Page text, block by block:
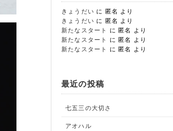
きょうだい に 匿名
より
きょうだい に 匿名
より
新たなスタート
に匿名
より
新たなスタート
に匿名
より
新たなスタート
に匿名 より
最近の投稿
七五三の大切さ
アオハル